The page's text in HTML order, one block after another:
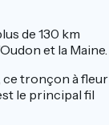
de 130 km
et la Maine.
ce tronçon à fleur
le principal fil